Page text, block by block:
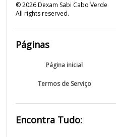
©2026Dexam Sabi Cabo Verde
All rights reserved.
Páginas
Página inicial
Termos de Serviço
Encontra Tudo: